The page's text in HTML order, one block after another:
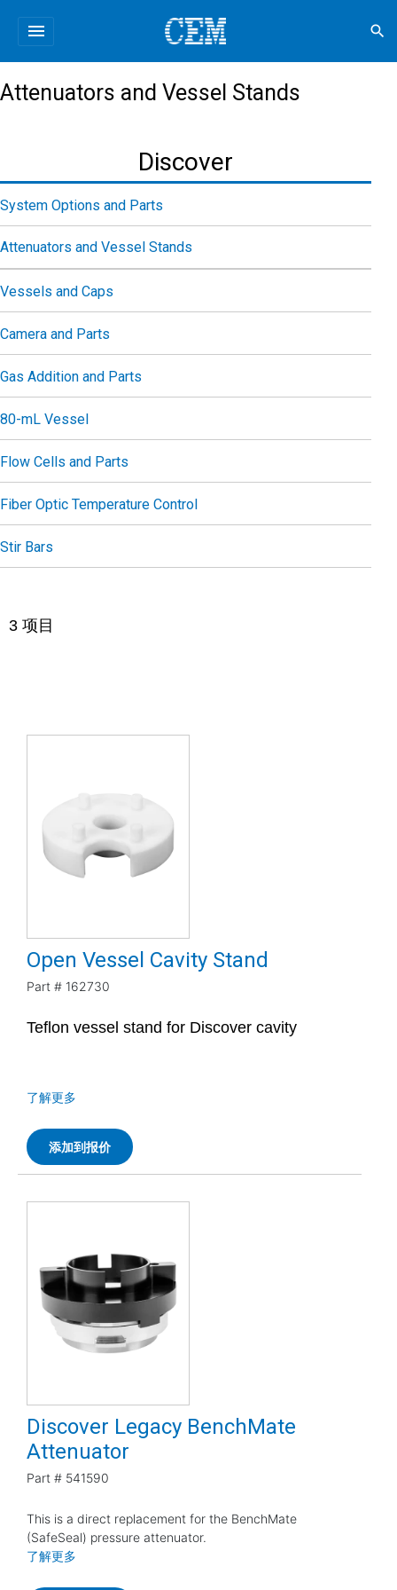
menu search
Attenuators and Vessel Stands
3 项目
Open Vessel Cavity Stand
Part # 162730
Teflon vessel stand for Discover cavity
了解更多
添加到报价
Discover Legacy BenchMate
Attenuator
Part # 541590
This is a direct replacement for the BenchMate
(SafeSeal) pressure attenuator.
了解更多
Discover
System Options and Parts
Attenuators and Vessel Stands
Vessels and Caps
Camera and Parts
Gas Addition and Parts
80-mL Vessel
Flow Cells and Parts
Fiber Optic Temperature Control
Stir Bars